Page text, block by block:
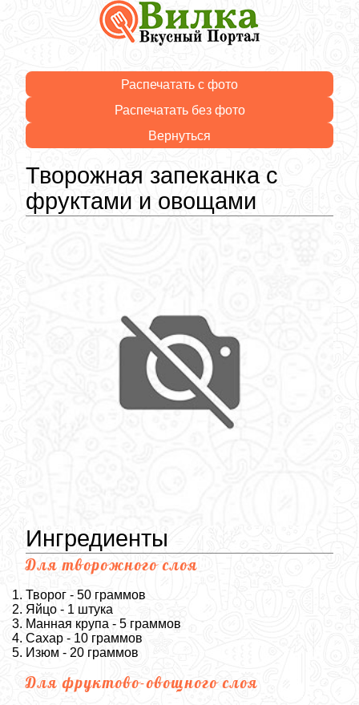
Распечатать с фото
Распечатать без фото
Вернуться
Творожная запеканка с
фруктами и овощами
Ингредиенты
Для творожного слоя
Творог - 50 граммов
Яйцо - 1 штука
Манная крупа - 5 граммов
Сахар - 10 граммов
Изюм - 20 граммов
Для фруктово-овощного слоя